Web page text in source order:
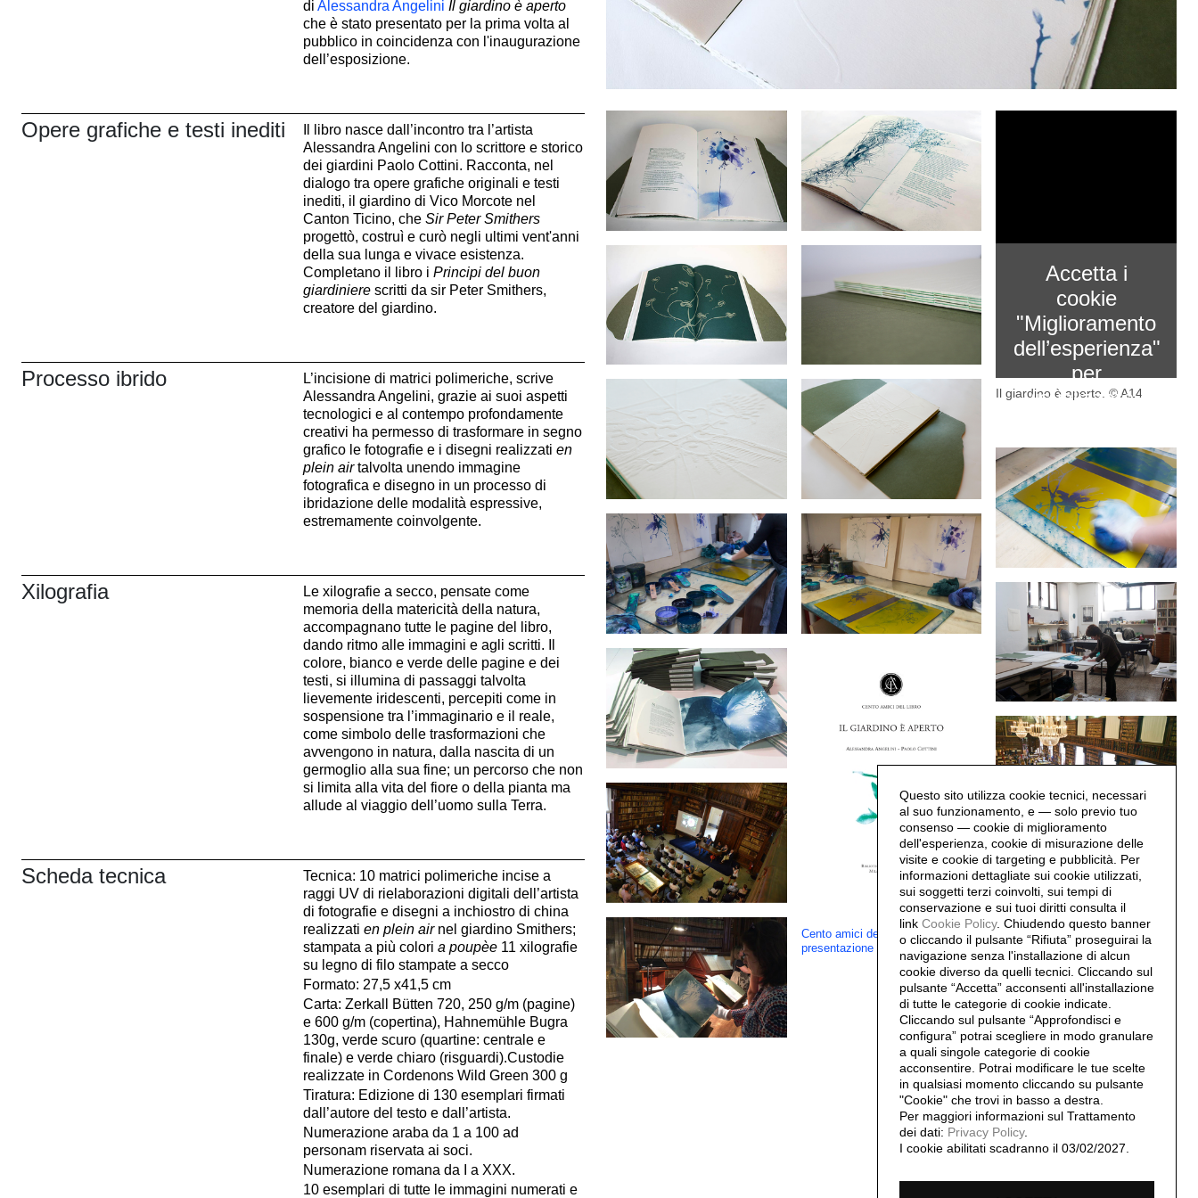
di Alessandra Angelini Il giardino è aperto
che è stato presentato per la prima volta al
pubblico in coincidenza con l'inaugurazione
dell’esposizione.
Opere grafiche e testi inediti
Il libro nasce dall’incontro tra l’artista
Alessandra Angelini con lo scrittore e storico
dei giardini Paolo Cottini. Racconta, nel
dialogo tra opere grafiche originali e testi
inediti, il giardino di Vico Morcote nel
Canton Ticino, che Sir Peter Smithers
progettò, costruì e curò negli ultimi vent'anni
della sua lunga e vivace esistenza.
Completano il libro i Principi del buon
giardiniere scritti da sir Peter Smithers,
creatore del giardino.
Processo ibrido
L’incisione di matrici polimeriche, scrive
Alessandra Angelini, grazie ai suoi aspetti
tecnologici e al contempo profondamente
creativi ha permesso di trasformare in segno
grafico le fotografie e i disegni realizzati en
plein airtalvolta unendo immagine
fotografica e disegno in un processo di
ibridazione delle modalità espressive,
estremamente coinvolgente.
Xilografia
Le xilografie a secco, pensate come
memoria della matericità della natura,
accompagnano tutte le pagine del libro,
dando ritmo alle immagini e agli scritti. Il
colore, bianco e verde delle pagine e dei
testi, si illumina di passaggi talvolta
lievemente iridescenti, percepiti come in
sospensione tra l’immaginario e il reale,
come simbolo delle trasformazioni che
avvengono in natura, dalla nascita di un
germoglio alla sua fine; un percorso che non
si limita alla vita del fiore o della pianta ma
allude al viaggio dell’uomo sulla Terra.
Scheda tecnica
Tecnica: 10 matrici polimeriche incise a
raggi UV di rielaborazioni digitali dell’artista
di fotografie e disegni a inchiostro di china
realizzati en plein airnel giardino Smithers;
stampata a più colori a poupèe 11 xilografie
su legno di filo stampate a secco
Formato: 27,5 x41,5 cm
Carta: Zerkall Bütten 720, 250 g/m (pagine)
e 600 g/m (copertina), Hahnemühle Bugra
130g, verde scuro (quartine: centrale e
finale) e verde chiaro (risguardi).Custodie
realizzate in Cordenons Wild Green 300 g
Tiratura: Edizione di 130 esemplari firmati
dall’autore del testo e dall’artista.
Numerazione araba da 1 a 100 ad
personam riservata ai soci.
Numerazione romana da I a XXX.
10 esemplari di tutte le immagini numerati e
Accetta i
cookie
"Miglioramento
dell’esperienza"
per
visualizzare il
Il giardino è aperto. © A14
Cento amici del libro
presentazione
Questo sito utilizza cookie tecnici, necessari
al suo funzionamento, e — solo previo tuo
consenso — cookie di miglioramento
dell'esperienza, cookie di misurazione delle
visite e cookie di targeting e pubblicità. Per
informazioni dettagliate sui cookie utilizzati,
sui soggetti terzi coinvolti, sui tempi di
conservazione e sui tuoi diritti consulta il
link Cookie Policy. Chiudendo questo banner
o cliccando il pulsante “Rifiuta” proseguirai la
navigazione senza l'installazione di alcun
cookie diverso da quelli tecnici. Cliccando sul
pulsante “Accetta” acconsenti all'installazione
di tutte le categorie di cookie indicate.
Cliccando sul pulsante “Approfondisci e
configura” potrai scegliere in modo granulare
a quali singole categorie di cookie
acconsentire. Potrai modificare le tue scelte
in qualsiasi momento cliccando su pulsante
"Cookie" che trovi in basso a destra.
Per maggiori informazioni sul Trattamento
dei dati: Privacy Policy.
I cookie abilitati scadranno il 03/02/2027.